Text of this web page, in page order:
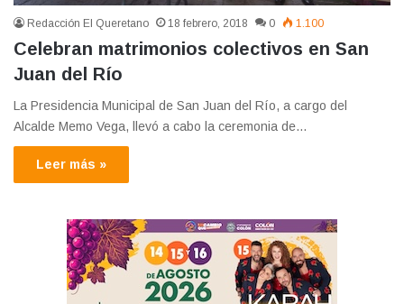
Redacción El Queretano 18 febrero, 2018 0 1.100
Celebran matrimonios colectivos en San
Juan del Río
La Presidencia Municipal de San Juan del Río, a cargo del
Alcalde Memo Vega, llevó a cabo la ceremonia de…
Leer más »